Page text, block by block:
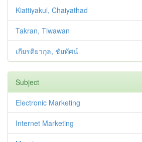
Kiattiyakul, Chaiyathad
Takran, Tiwawan
เกียรติยากุล, ชัยทัศน์
Subject
Electronic Marketing
Internet Marketing